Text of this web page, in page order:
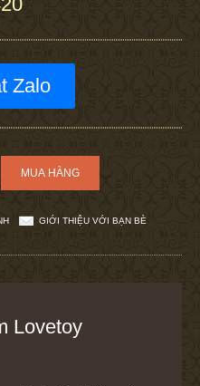
Zalo
GIỚI THIỆU VỚI BẠN BÈ
Lovetoy